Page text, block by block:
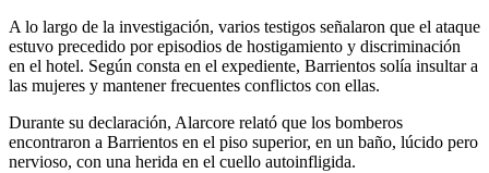
A lo largo de la investigación, varios testigos señalaron que el ataque
estuvo precedido por episodios de hostigamiento y discriminación
en el hotel. Según consta en el expediente, Barrientos solía insultar a
las mujeres y mantener frecuentes conflictos con ellas.
Durante su declaración, Alarcore relató que los bomberos
encontraron a Barrientos en el piso superior, en un baño, lúcido pero
nervioso, con una herida en el cuello autoinfligida.